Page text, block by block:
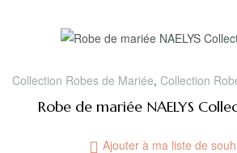
Collection Robes de Mariée, Collection
Robe de mariée NAELYS
Ajouter à ma liste de